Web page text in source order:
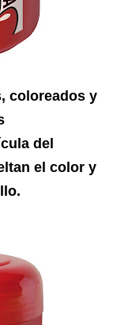
coloreados y
del
el color y